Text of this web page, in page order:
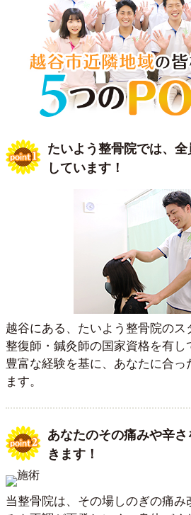
たいよう整骨院では、
しています！
越谷にある、たいよう整骨院のス
整復師・鍼灸師の国家資格を有
豊富な経験を基に、あなたに合っ
ます。
あなたのその痛みや辛
きます！
当整骨院は、その場しのぎの痛み